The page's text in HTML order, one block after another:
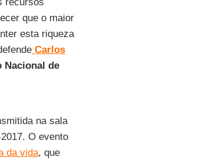
que o maior
esta riqueza
Carlos
Nacional de
na sala
O evento
da vida, que